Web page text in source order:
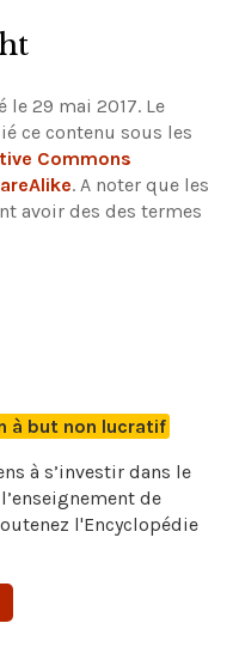
le 29 mai 2017. Le
ce contenu sous les
Commons
. A noter que les
avoir des des termes
à but non lucratif
à s’investir dans le
de
l'Encyclopédie